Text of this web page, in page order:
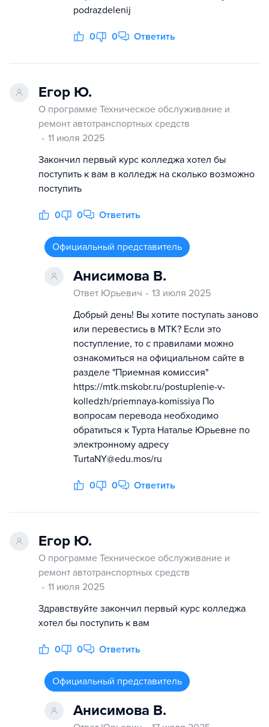
podrazdelenij
0 0 Ответить
Егор Ю.
О программе Техническое обслуживание и
ремонт автотранспортных средств
11 июля 2025
Закончил первый курс колледжа хотел бы
поступить к вам в колледж на сколько возможно
поступить
0 0 Ответить
Официальный представитель
Анисимова В.
Ответ Юрьевич
13 июля 2025
Добрый день! Вы хотите поступать заново
или перевестись в МТК? Если это
поступление, то с правилами можно
ознакомиться на официальном сайте в
разделе "Приемная комиссия"
https://mtk.mskobr.ru/postuplenie-v-
kolledzh/priemnaya-komissiya По
вопросам перевода необходимо
обратиться к Турта Наталье Юрьевне по
электронному адресу
TurtaNY@еdu.mos/ru
0 0 Ответить
Егор Ю.
О программе Техническое обслуживание и
ремонт автотранспортных средств
11 июля 2025
Здравствуйте закончил первый курс колледжа
хотел бы поступить к вам
0 0 Ответить
Официальный представитель
Анисимова В.